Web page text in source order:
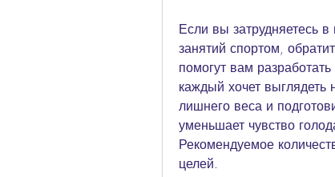
Если вы затрудняетесь
занятий спортом,
помогут вам
каждый хочет
лишнего веса и
уменьшает чувство
Рекомендуемое
целей.